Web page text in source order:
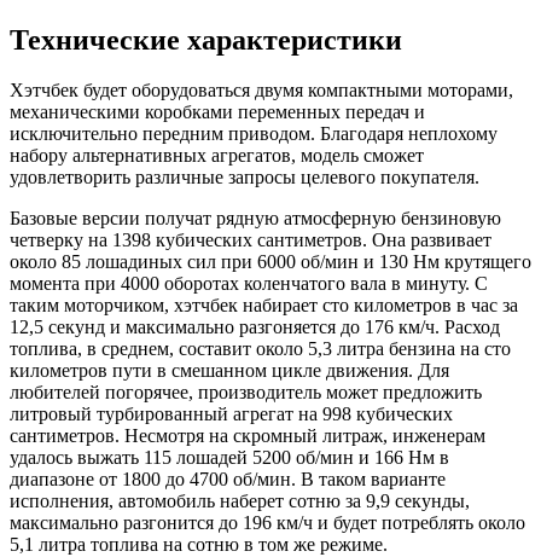
Технические характеристики
Хэтчбек будет оборудоваться двумя компактными моторами,
механическими коробками переменных передач и
исключительно передним приводом. Благодаря неплохому
набору альтернативных агрегатов, модель сможет
удовлетворить различные запросы целевого покупателя.
Базовые версии получат рядную атмосферную бензиновую
четверку на 1398 кубических сантиметров. Она развивает
около 85 лошадиных сил при 6000 об/мин и 130 Нм крутящего
момента при 4000 оборотах коленчатого вала в минуту. С
таким моторчиком, хэтчбек набирает сто километров в час за
12,5 секунд и максимально разгоняется до 176 км/ч. Расход
топлива, в среднем, составит около 5,3 литра бензина на сто
километров пути в смешанном цикле движения. Для
любителей погорячее, производитель может предложить
литровый турбированный агрегат на 998 кубических
сантиметров. Несмотря на скромный литраж, инженерам
удалось выжать 115 лошадей 5200 об/мин и 166 Нм в
диапазоне от 1800 до 4700 об/мин. В таком варианте
исполнения, автомобиль наберет сотню за 9,9 секунды,
максимально разгонится до 196 км/ч и будет потреблять около
5,1 литра топлива на сотню в том же режиме.